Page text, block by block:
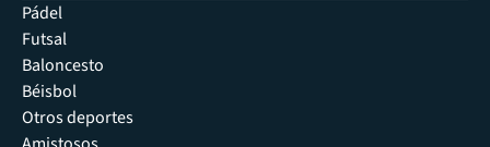
Pádel
Futsal
Baloncesto
Béisbol
Otros deportes